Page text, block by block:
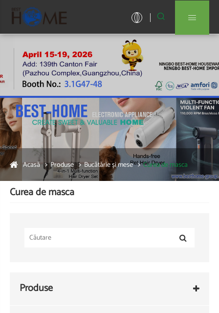
 
Acasă Produse Bucătărie și mese Curea de masca
Curea de masca
Produse